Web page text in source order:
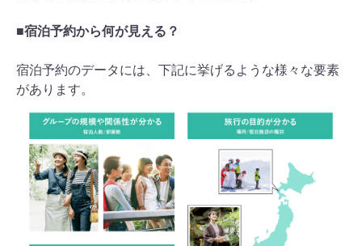
■宿泊予約から何が見える？
宿泊予約のデータには、下記に挙げるような様々な要素
があります。